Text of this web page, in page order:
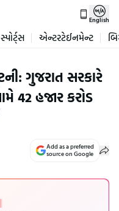
English
સ્પોર્ટ્સ એન્ટરટેઈનમેન્ટ
ગુજરાત સરકારે
42 હજાર કરોડ
Add as a preferred
source on Google